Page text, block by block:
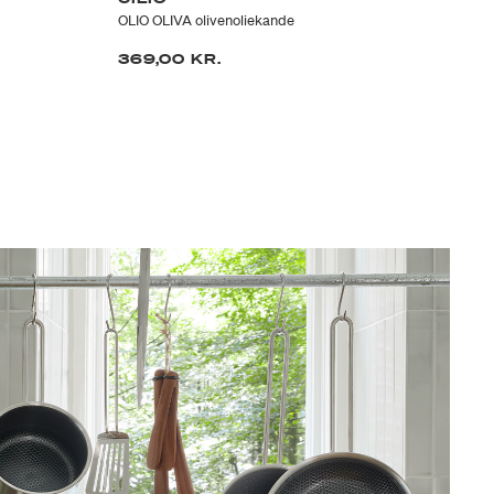
OLIO OLIVA olivenoliekande
369,00 KR.